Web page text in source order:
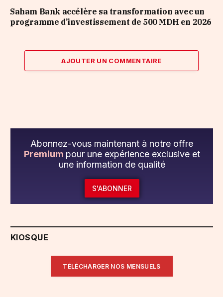
Saham Bank accélère sa transformation avec un
programme d’investissement de 500 MDH en 2026
AJOUTER UN COMMENTAIRE
Abonnez-vous maintenant à notre offre
Premium pour une expérience exclusive et
une information de qualité
S'ABONNER
KIOSQUE
TÉLÉCHARGER NOS MENSUELS